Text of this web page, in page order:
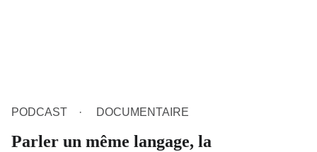
PODCAST DOCUMENTAIRE
Parler un même langage, la